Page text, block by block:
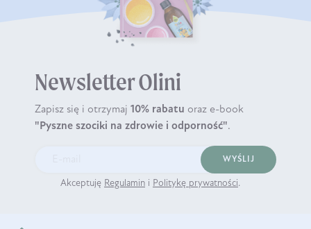
Newsletter Olini
Zapisz się i otrzymaj 10% rabatu oraz e-book
"Pyszne szociki na zdrowie i odporność".
WYŚLIJ
Akceptuję Regulamin i Politykę prywatności.